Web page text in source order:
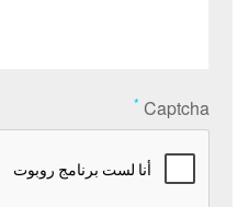
Captcha
*